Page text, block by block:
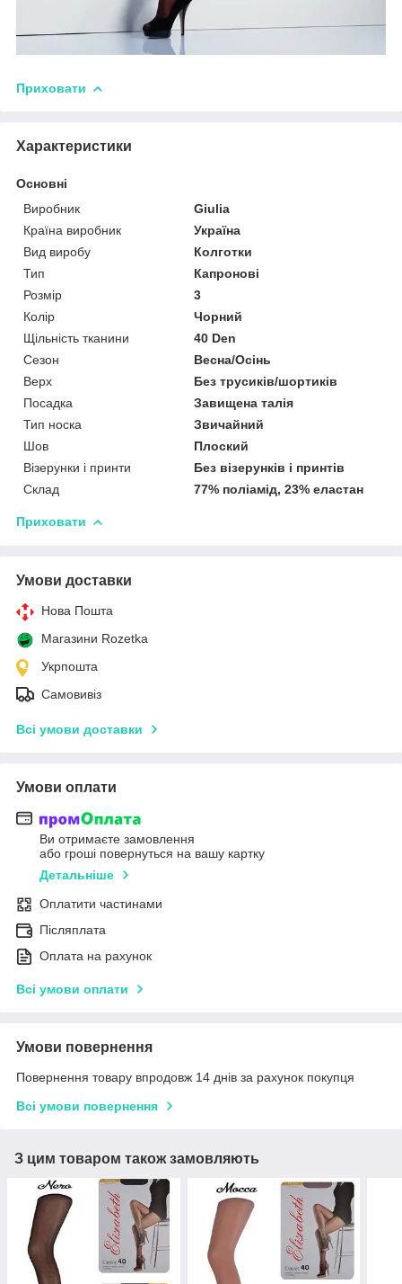
Приховати
Характеристики
Основні
Виробник
Giulia
Країна виробник
Україна
Вид виробу
Колготки
Тип
Капронові
Розмір
3
Колір
Чорний
Щільність тканини
40 Den
Сезон
Весна/Осінь
Верх
Без трусиків/шортиків
Посадка
Завищена талія
Тип носка
Звичайний
Шов
Плоский
Візерунки і принти
Без візерунків і принтів
Склад
77% поліамід, 23% еластан
Приховати
Умови доставки
Нова Пошта
Магазини Rozetka
Укрпошта
Самовивіз
Всі умови доставки
Умови оплати
Ви отримаєте замовлення
або гроші повернуться на вашу картку
Детальніше
Оплатити частинами
Післяплата
Оплата на рахунок
Всі умови оплати
Умови повернення
Повернення товару впродовж 14 днів за рахунок покупця
Всі умови повернення
З цим товаром також замовляють